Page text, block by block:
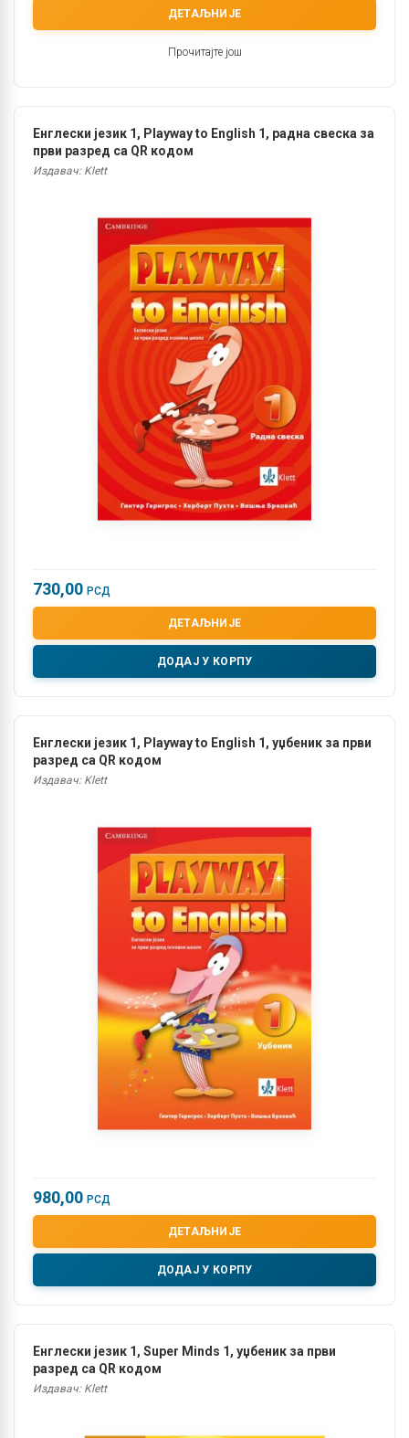
ДЕТАЉНИЈЕ
Прочитајте још
Енглески језик 1, Playway to English 1, радна свеска за
први разред са QR кодом
Издавач: Klett
730,00 РСД
ДЕТАЉНИЈЕ
ДОДАЈ У КОРПУ
Енглески језик 1, Playway to English 1, уџбеник за први
разред са QR кодом
Издавач: Klett
980,00 РСД
ДЕТАЉНИЈЕ
ДОДАЈ У КОРПУ
Енглески језик 1, Super Minds 1, уџбеник за први
разред са QR кодом
Издавач: Klett